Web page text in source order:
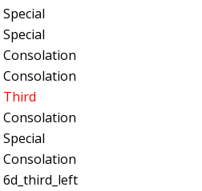
Special
Special
Consolation
Consolation
Third
Consolation
Special
Consolation
6d_third_left